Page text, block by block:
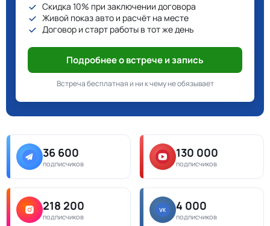
Скидка 10% при заключении договора
Живой показ авто и расчёт на месте
Договор и старт работы в тот же день
Подробнее о встрече и запись
Встреча бесплатная и ни к чему не обязывает
36 600
подписчиков
130 000
подписчиков
218 200
подписчиков
4 000
подписчиков